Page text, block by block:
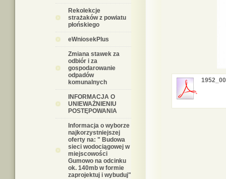
Rekolekcje
strażaków z powiatu
płońskiego
eWniosekPlus
Zmiana stawek za
odbiór i za
gospodarowanie
odpadów
komunalnych
INFORMACJA O
UNIEWAŻNIENIU
POSTĘPOWANIA
Informacja o wyborze
najkorzystniejszej
oferty na: " Budowa
sieci wodociągowej w
miejscowości
Gumowo na odcinku
ok. 140mb w formie
zaprojektuj i wybuduj"